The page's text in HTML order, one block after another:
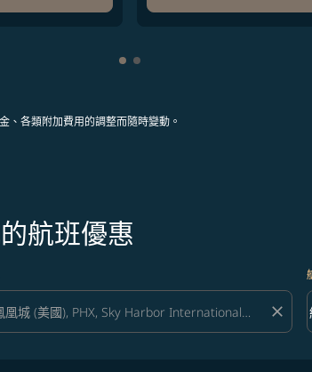
顯示 cmp-pagination-
顯示 cmp-pagination-
、各類附加費用的調整而隨時變動。
航班優惠
close